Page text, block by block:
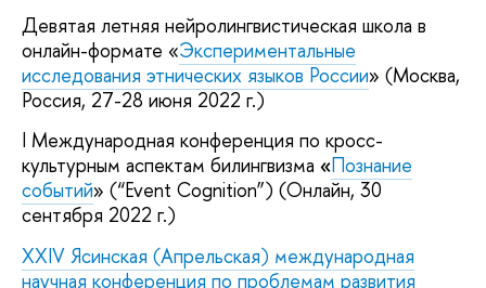
Девятая летняя нейролингвистическая школа в
онлайн-формате «Экспериментальные
исследования этнических языков России» (Москва,
Россия, 27-28 июня 2022 г.)
I Международная конференция по кросс-
культурным аспектам билингвизма «Познание
событий» (“Event Cognition”) (Онлайн, 30
сентября 2022 г.)
XXIV Ясинская (Апрельская) международная
научная конференция по проблемам развития